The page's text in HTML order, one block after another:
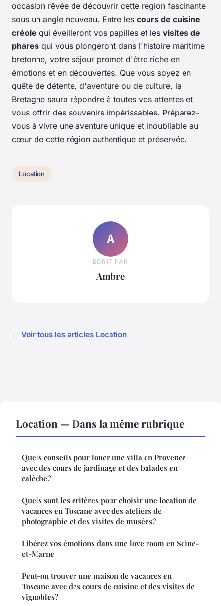
occasion rêvée de découvrir cette région fascinante
sous un angle nouveau. Entre les cours de cuisine
créole qui éveilleront vos papilles et les visites de
phares qui vous plongeront dans l'histoire maritime
bretonne, votre séjour promet d'être riche en
émotions et en découvertes. Que vous soyez en
quête de détente, d'aventure ou de culture, la
Bretagne saura répondre à toutes vos attentes et
vous offrir des souvenirs impérissables. Préparez-
vous à vivre une aventure unique et inoubliable au
cœur de cette région authentique et préservée.
Location
A
ECRIT PAR
Ambre
← Voir tous les articles Location
Location — Dans la même rubrique
Quels conseils pour louer une villa en Provence
avec des cours de jardinage et des balades en
calèche?
Quels sont les critères pour choisir une location de
vacances en Toscane avec des ateliers de
photographie et des visites de musées?
Libérez vos émotions dans une love room en Seine-
et-Marne
Peut-on trouver une maison de vacances en
Toscane avec des cours de cuisine et des visites de
vignobles?